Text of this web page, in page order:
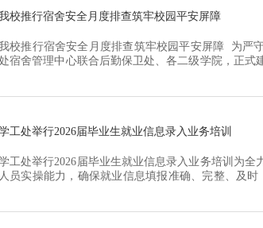
校推行宿舍安全月度排查筑牢校园平安屏障
校推行宿舍安全月度排查筑牢校园平安屏障 为严
宿舍管理中心联合后勤保卫处、各二级学院，正式
工处举行2026届毕业生就业信息录入业务培训
工处举行2026届毕业生就业信息录入业务培训为
人员实操能力，确保就业信息填报准确、完整、及时